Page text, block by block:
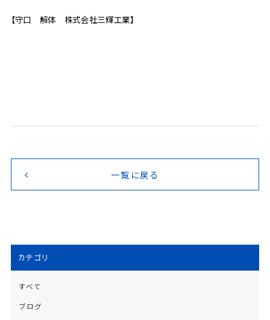
【守口 解体 株式会社三輝工業】
一覧に戻る
カテゴリ
すべて
ブログ